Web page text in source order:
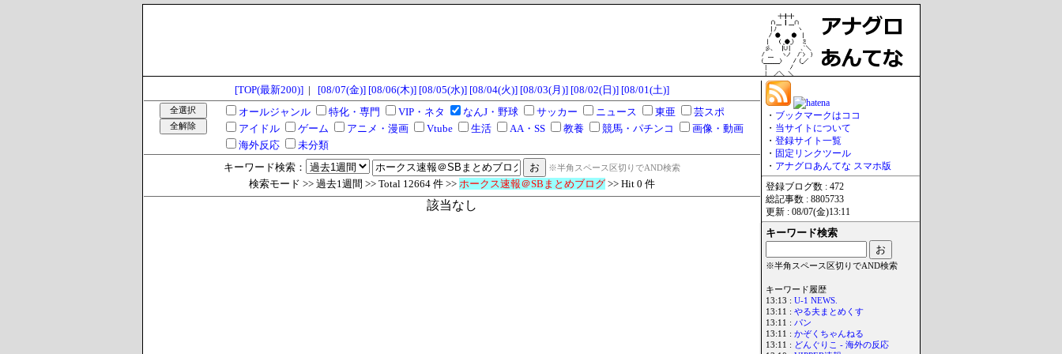
[TOP(最新200)]| [08/07(金)] [08/06(木)] [08/05(水)] [08/04(火)] [08/03(月)] [08/02(日)] [08/01(土)]
オールジャンル
特化・専門 VIP・ネタ なんJ・野球 サッカー ニュース 東亜
芸スポ
アイドル
ゲーム アニメ・漫画 Vtube 生活 AA・SS 教養 競馬・パチンコ
画像・動画
海外反応
未分類
キーワード検索：
※半角スペース区切りでAND検索
検索モード >> 過去1週間 >> Total 12664 件 >> ホークス速報＠SBまとめブログ>> Hit 0 件
該当なし
・ ブックマークはココ
・ 当サイトについて
・ 登録サイト一覧
・ 固定リンクツール
・ アナグロあんてな スマホ版
登録ブログ数 : 472
総記事数 : 8805733
更新 : 08/07(金)13:11
キーワード検索
※半角スペース区切りでAND検索
キーワード履歴
13:13 : U-1 NEWS.
13:11 : やる夫まとめくす
13:11 : パン
13:11 : かぞくちゃんねる
13:11 : どんぐりこ - 海外の反応